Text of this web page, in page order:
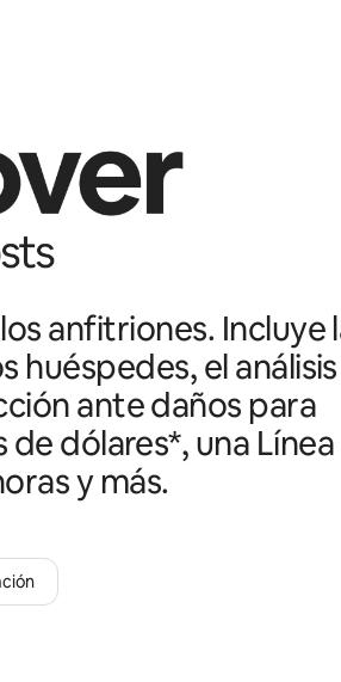
anfitriones. Incluye
el
ante daños para
dólares*, una
y más.